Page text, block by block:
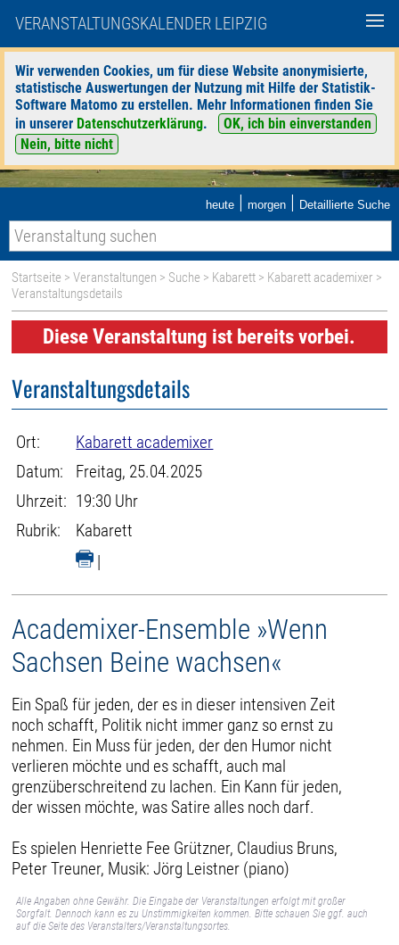
VERANSTALTUNGSKALENDER LEIPZIG
Wir verwenden Cookies, um für diese Website anonymisierte,
statistische Auswertungen der Nutzung mit Hilfe der Statistik-
Software Matomo zu erstellen. Mehr Informationen finden Sie
in unserer Datenschutzerklärung.
OK, ich bin einverstanden
Nein, bitte nicht
heute | morgen | Detaillierte Suche
Startseite >Veranstaltungen > Suche > Kabarett > Kabarett academixer >
Veranstaltungsdetails
Diese Veranstaltung ist bereits vorbei.
Veranstaltungsdetails
Ort:
Kabarett academixer
Datum:
Freitag, 25.04.2025
Uhrzeit: 19:30 Uhr
Rubrik:
Kabarett
|
Academixer-Ensemble »Wenn
Sachsen Beine wachsen«
Ein Spaß für jeden, der es in dieser intensiven Zeit
noch schafft, Politik nicht immer ganz so ernst zu
nehmen. Ein Muss für jeden, der den Humor nicht
verlieren möchte und es schafft, auch mal
grenzüberschreitend zu lachen. Ein Kann für jeden,
der wissen möchte, was Satire alles noch darf.
Es spielen Henriette Fee Grützner, Claudius Bruns,
Peter Treuner, Musik: Jörg Leistner (piano)
Alle Angaben ohne Gewähr. Die Eingabe der Veranstaltungen erfolgt mit großer
Sorgfalt. Dennoch kann es zu Unstimmigkeiten kommen. Bitte schauen Sie ggf. auch
auf die Seite des Veranstalters/Veranstaltungsortes.